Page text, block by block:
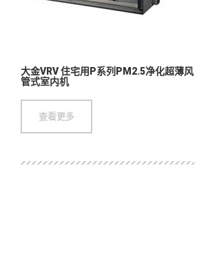
大金VRV 住宅用P系列PM2.5净化超薄风
管式室内机
查看更多